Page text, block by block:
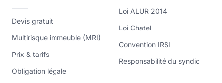
Devis gratuit
Multirisque immeuble (MRI)
Prix & tarifs
Obligation légale
Loi ALUR 2014
Loi Chatel
Convention IRSI
Responsabilité du syndic